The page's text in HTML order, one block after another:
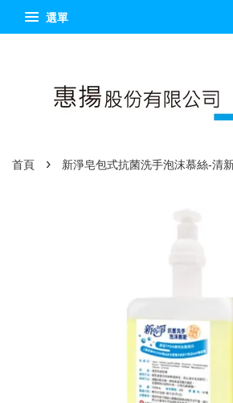
選單
首頁 › 新淨皂包式抗菌洗手泡沫慕絲-清